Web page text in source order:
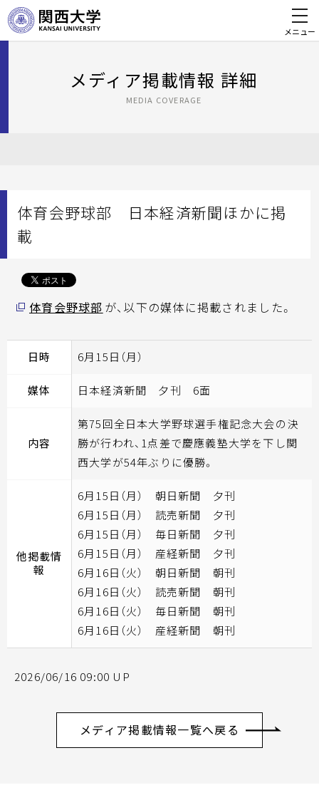
メニュー
メディア掲載情報 詳細
MEDIA COVERAGE
体育会野球部 日本経済新聞ほかに掲
載
体育会野球部 が、以下の媒体に掲載されました。
日時 6月15日（月）
媒体 日本経済新聞 夕刊 6面
内容
第75回全日本大学野球選手権記念大会の決
勝が行われ、1点差で慶應義塾大学を下し関
西大学が54年ぶりに優勝。
他掲載情
報
6月15日（月） 朝日新聞 夕刊
6月15日（月） 読売新聞 夕刊
6月15日（月） 毎日新聞 夕刊
6月15日（月） 産経新聞 夕刊
6月16日（火） 朝日新聞 朝刊
6月16日（火） 読売新聞 朝刊
6月16日（火） 毎日新聞 朝刊
6月16日（火） 産経新聞 朝刊
2026/06/16 09:00 UP
メディア掲載情報一覧へ戻る